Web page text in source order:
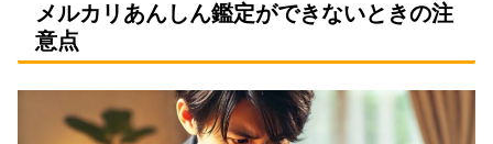
メルカリあんしん鑑定ができないときの注
意点